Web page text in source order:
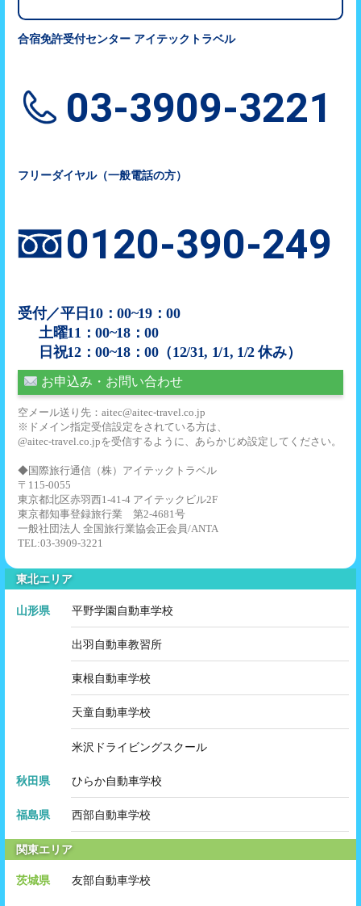
合宿免許受付センター アイテックトラベル
03-3909-3221
フリーダイヤル（一般電話の方）
0120-390-249
受付／平日10：00~19：00
土曜11：00~18：00
日祝12：00~18：00（12/31, 1/1, 1/2 休み）
お申込み・お問い合わせ
空メール送り先：aitec@aitec-travel.co.jp
※ドメイン指定受信設定をされている方は、
@aitec-travel.co.jpを受信するように、あらかじめ設定してください。
◆国際旅行通信（株）アイテックトラベル
〒115-0055
東京都北区赤羽西1-41-4 アイテックビル2F
東京都知事登録旅行業 第2-4681号
一般社団法人 全国旅行業協会正会員/ANTA
TEL:03-3909-3221
東北エリア
山形県 平野学園自動車学校
出羽自動車教習所
東根自動車学校
天童自動車学校
米沢ドライビングスクール
秋田県 ひらか自動車学校
福島県 西部自動車学校
関東エリア
茨城県 友部自動車学校